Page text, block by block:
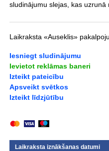
sludinājumu slejas, kas uzrunā
Laikraksta «Auseklis»
Iesniegt sludinājumu
Ievietot reklāmas baneri
Izteikt pateicību
Apsveikt svētkos
Izteikt līdzjūtību
Laikraksta iznākšanas datumi